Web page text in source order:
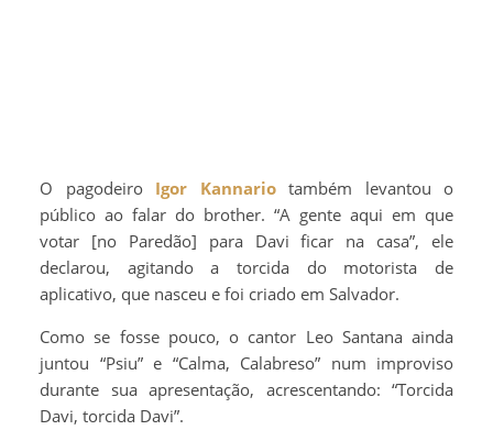
O pagodeiro Igor Kannariotambém levantou o
público ao falar do brother. “A gente aqui em que
votar [no Paredão] para Davi ficar na casa”, ele
declarou, agitando a torcida do motorista de
aplicativo, que nasceu e foi criado em Salvador.
Como se fosse pouco, o cantor Leo Santana ainda
juntou “Psiu” e “Calma, Calabreso” num improviso
durante sua apresentação, acrescentando: “Torcida
Davi, torcida Davi”.